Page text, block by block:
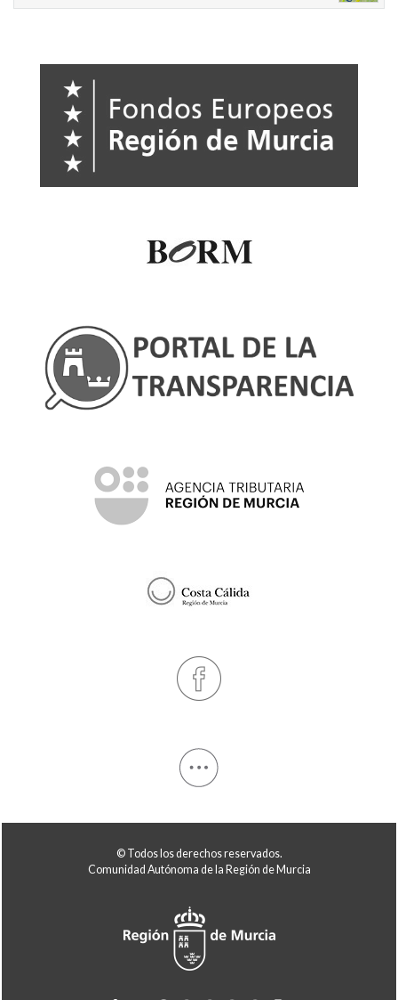
© Todos los derechos reservados.
Comunidad Autónoma de la Región de Murcia